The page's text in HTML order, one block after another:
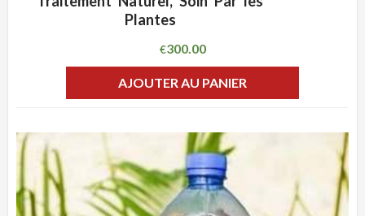
Plantes
€300.00
AJOUTER AU PANIER